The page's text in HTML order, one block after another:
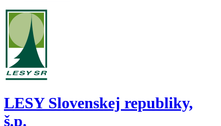
LESY Slovenskej republiky,
š.p.